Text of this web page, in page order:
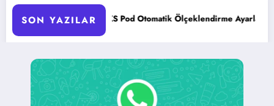
SON YAZILAR
AKS Pod Otomatik Ölçeklendirme Ayarları Rehberi